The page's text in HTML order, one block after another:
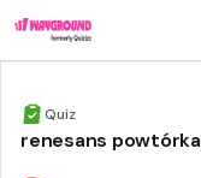
Quiz
renesans powtórka